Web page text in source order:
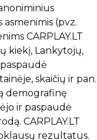
asmenimis (pvz.
CARPLAY.LT
kiekį, Lankytojų,
skaičių ir pan.
demografinę
ir paspaudė
CARPLAY.LT
rezultatus.